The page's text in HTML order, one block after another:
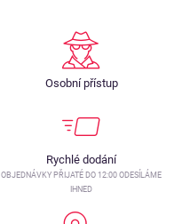
Osobní přístup
Rychlé dodání
OBJEDNÁVKY PŘIJATÉ DO 12:00 ODESÍLÁME
IHNED